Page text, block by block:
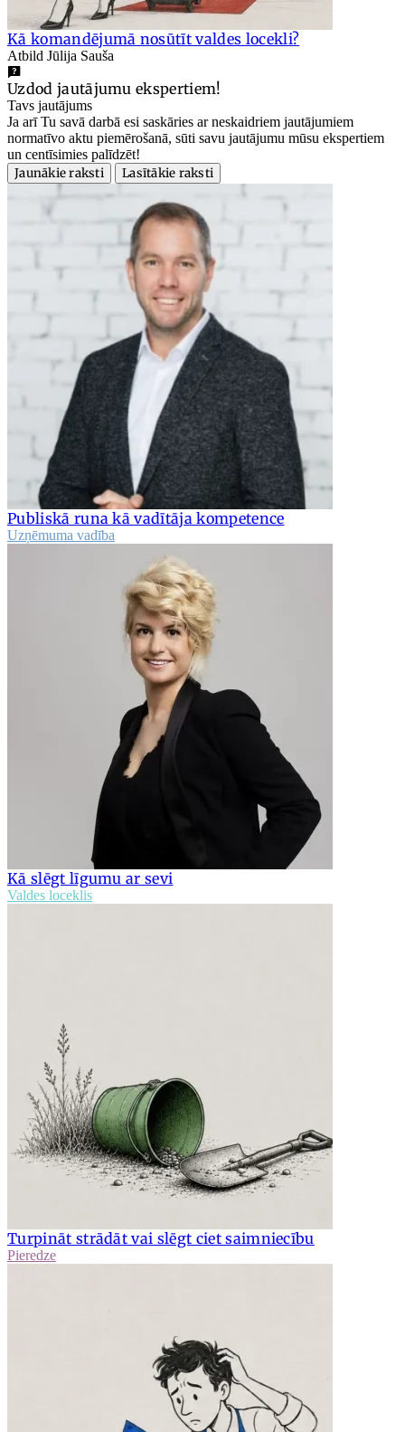
Kā komandējumā nosūtīt valdes locekli?
Atbild Jūlija Sauša
Uzdod jautājumu ekspertiem!
Tavs jautājums
Ja arī Tu savā darbā esi saskāries ar neskaidriem jautājumiem
normatīvo aktu piemērošanā, sūti savu jautājumu mūsu ekspertiem
un centīsimies palīdzēt!
Jaunākie raksti
Lasītākie raksti
Publiskā runa kā vadītāja kompetence
Uzņēmuma vadība
Kā slēgt līgumu ar sevi
Valdes loceklis
Turpināt strādāt vai slēgt ciet saimniecību
Pieredze